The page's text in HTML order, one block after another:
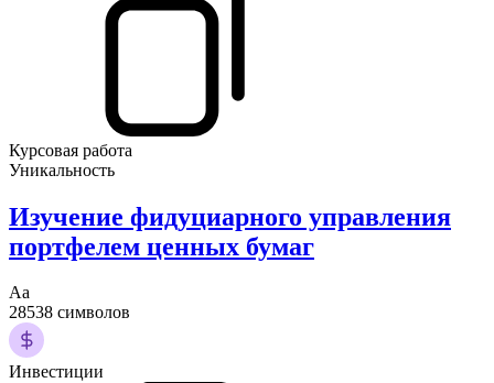
Курсовая работа
Уникальность
Изучение фидуциарного управления
портфелем ценных бумаг
Аа
28538 символов
Инвестиции